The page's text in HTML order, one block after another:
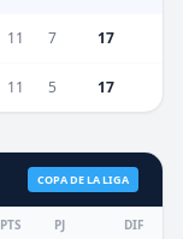
11 7 17
11 5 17
COPA DE LA LIGA
PTS PJ DIF